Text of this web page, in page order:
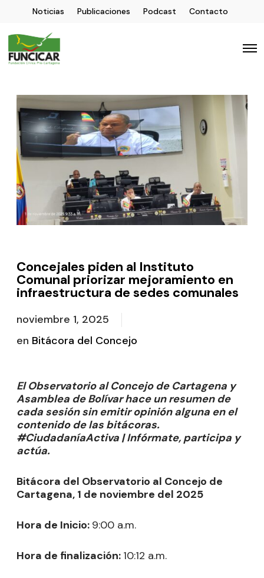
Noticias Publicaciones Podcast Contacto
Concejales piden al Instituto
Comunal priorizar mejoramiento en
infraestructura de sedes comunales
noviembre 1, 2025
en Bitácora del Concejo
El Observatorio al Concejo de Cartagena y
Asamblea de Bolívar hace un resumen de
cada sesión sin emitir opinión alguna en el
contenido de las bitácoras.
#CiudadaníaActiva | Infórmate, participa y
actúa.
Bitácora del Observatorio al Concejo de
Cartagena, 1 de noviembre del 2025
Hora de Inicio: 9:00 a.m.
Hora de finalización: 10:12 a.m.